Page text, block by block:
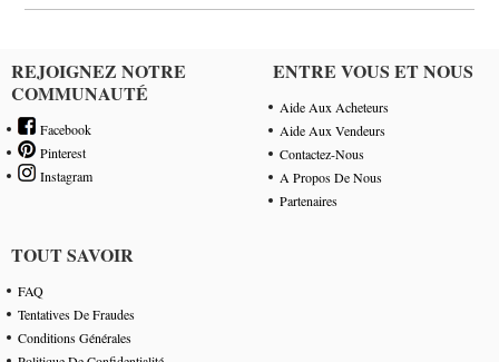
REJOIGNEZ NOTRE
COMMUNAUTÉ
Facebook
Pinterest
Instagram
ENTRE VOUS ET NOUS
Aide Aux Acheteurs
Aide Aux Vendeurs
Contactez-Nous
A Propos De Nous
Partenaires
TOUT SAVOIR
FAQ
Tentatives De Fraudes
Conditions Générales